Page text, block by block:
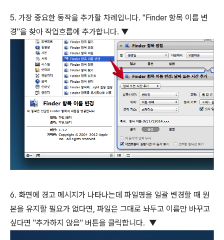
5. 가장 중요한 동작을 추가할 차례입니다. "Finder 항목 이름 변
경"을 찾아 작업흐름에 추가합니다. ▼
6. 화면에 경고 메시지가 나타나는데 파일명을 일괄 변경할 때 원
본을 유지할 필요가 없다면, 파일은 그대로 놔두고 이름만 바꾸고
싶다면 "추가하지 않음" 버튼을 클릭합니다. ▼